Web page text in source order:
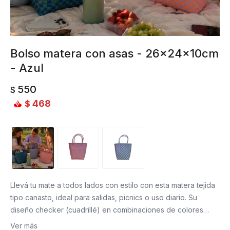
Bolso matera con asas - 26x24x10cm
- Azul
$ 550
$ 468
Llevá tu mate a todos lados con estilo con esta matera tejida
tipo canasto, ideal para salidas, picnics o uso diario. Su
diseño checker (cuadrillé) en combinaciones de colores
vibrantes la convierte en un accesorio moderno, práctico y
Ver más